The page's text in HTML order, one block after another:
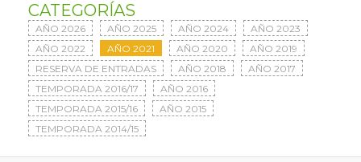
CATEGORÍAS
AÑO 2026 AÑO 2025 AÑO 2024
AÑO 2023
AÑO 2022
AÑO 2021 AÑO 2020
AÑO 2019
RESERVA DE ENTRADAS
AÑO 2018
AÑO 2017
TEMPORADA 2016/17
AÑO 2016
TEMPORADA 2015/16
AÑO 2015
TEMPORADA 2014/15